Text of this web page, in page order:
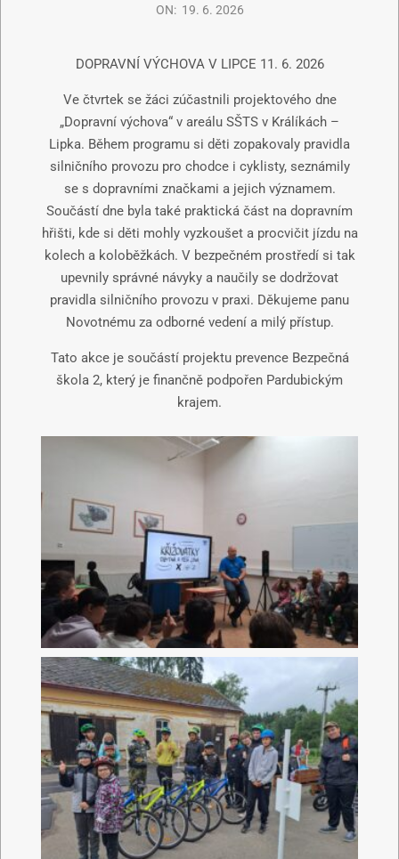
ON: 19. 6. 2026
DOPRAVNÍ VÝCHOVA V LIPCE 11. 6. 2026
Ve čtvrtek se žáci zúčastnili projektového dne
„Dopravní výchova“ v areálu SŠTS v Králíkách –
Lipka. Během programu si děti zopakovaly pravidla
silničního provozu pro chodce i cyklisty, seznámily
se s dopravními značkami a jejich významem.
Součástí dne byla také praktická část na dopravním
hřišti, kde si děti mohly vyzkoušet a procvičit jízdu na
kolech a koloběžkách. V bezpečném prostředí si tak
upevnily správné návyky a naučily se dodržovat
pravidla silničního provozu v praxi. Děkujeme panu
Novotnému za odborné vedení a milý přístup.
Tato akce je součástí projektu prevence Bezpečná
škola 2, který je finančně podpořen Pardubickým
krajem.